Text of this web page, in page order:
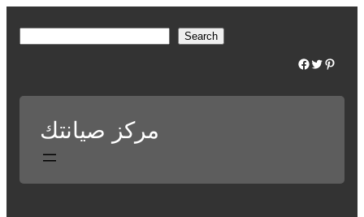
r
Search
Facebook Twitter Pinterest
مركز صيانتك